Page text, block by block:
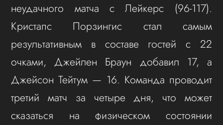
неудачного матча с Лейкерс (96-117).
Кристапс Порзингис стал самым
результативным в составе гостей с 22
очками, Джейлен Браун добавил 17, а
Джейсон Тейтум — 16. Команда проводит
третий матч за четыре дня, что может
сказаться на физическом состоянии